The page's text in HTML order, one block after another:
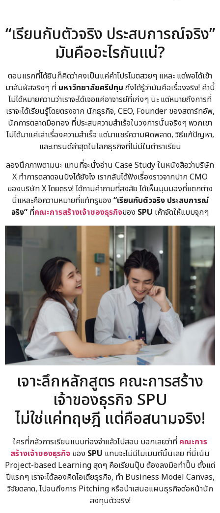
“เรียนกับตัวจริง ประสบการณ์จริง”
มันคืออะไรกันแน่?
ตอนแรกที่ได้ยินก็คิดว่าคงเป็นแค่คำโปรโมตสวยๆ แหละ แต่พอได้เข้า
มาสัมผัสจริงๆ ที่ มหาวิทยาลัยศรีปทุม ถึงได้รู้ว่ามันคือเรื่องจริง! คำนี้
ไม่ได้หมายความว่าเราจะได้เจอแค่อาจารย์ที่เก่งๆ นะ แต่หมายถึงการที่
เราจะได้เรียนรู้โดยตรงจาก นักธุรกิจ, CEO, Founder ของสตาร์ทอัพ,
นักการตลาดมือทอง ที่ประสบความสำเร็จในวงการนั้นจริงๆ พวกเขา
ไม่ได้มาแค่เล่าเรื่องความสำเร็จ แต่มาแชร์ความผิดพลาด, วิธีแก้ปัญหา,
และเทรนด์ล่าสุดในโลกธุรกิจที่ไม่มีในตำราเรียน
ลองนึกภาพตามนะ แทนที่จะนั่งอ่าน Case Study ในหนังสือว่าบริษัท
X ทำการตลาดจนปังได้ยังไง เรากลับได้ฟังเรื่องราวจากปาก CMO
ของบริษัท X โดยตรง! ได้ถามคำถามที่สงสัย ได้เห็นมุมมองที่แตกต่าง
นี่แหละคือความหมายที่แท้ทรูของ “เรียนกับตัวจริง ประสบการณ์
จริง” ที่คณะการสร้างเจ้าของธุรกิจของ SPU เค้าจัดให้แบบจุกๆ
เจาะลึกหลักสูตร คณะการสร้าง
เจ้าของธุรกิจ SPU
ไม่ใช่แค่ทฤษฎี แต่คือสนามจริง!
ใครที่กลัวการเรียนแบบท่องจำแล้วไปสอบ บอกเลยว่าที่ คณะการ
สร้างเจ้าของธุรกิจ ของ SPU แทบจะไม่มีโมเมนต์นั้นเลย ที่นี่เน้น
Project-based Learning สุดๆ คือเรียนปุ๊บ ต้องลงมือทำปั๊บ ตั้งแต่
ปีแรกๆ เราจะได้ลองคิดไอเดียธุรกิจ, ทำ Business Model Canvas,
วิจัยตลาด, ไปจนถึงการ Pitching หรือนำเสนอแผนธุรกิจต่อหน้านัก
ลงทุนตัวจริง!